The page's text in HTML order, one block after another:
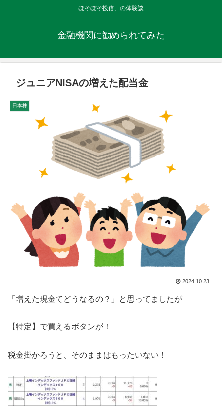
ほそぼそ投信、の体験談
金融機関に勧められてみた
ジュニアNISAの増えた配当金
日本株
2024.10.23
「増えた現金てどうなるの？」と思ってましたが
【特定】で買えるボタンが！
税金掛かろうと、そのままはもったいない！